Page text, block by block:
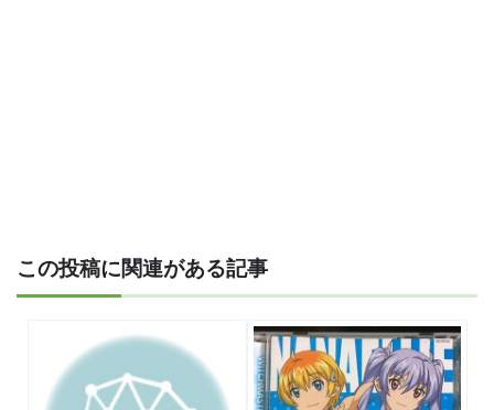
この投稿に関連がある記事